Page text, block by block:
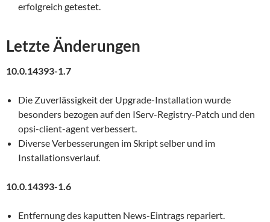
erfolgreich getestet.
Letzte Änderungen
10.0.14393-1.7
Die Zuverlässigkeit der Upgrade-Installation wurde
besonders bezogen auf den IServ-Registry-Patch und den
opsi-client-agent verbessert.
Diverse Verbesserungen im Skript selber und im
Installationsverlauf.
10.0.14393-1.6
Entfernung des kaputten News-Eintrags repariert.